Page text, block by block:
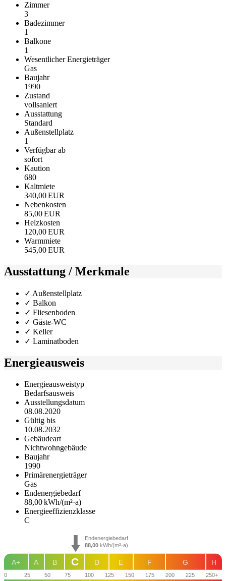
Zimmer
3
Badezimmer
1
Balkone
1
Wesentlicher Energieträger
Gas
Baujahr
1990
Zustand
vollsaniert
Ausstattung
Standard
Außen­stellplatz
1
Verfügbar ab
sofort
Kaution
680
Kaltmiete
340,00 EUR
Nebenkosten
85,00 EUR
Heizkosten
120,00 EUR
Warmmiete
545,00 EUR
Ausstattung / Merkmale
✓ Außenstellplatz
✓ Balkon
✓ Fliesenboden
✓ Gäste-WC
✓ Keller
✓ Laminatboden
Energieausweis
Energieausweistyp
Bedarfs­ausweis
Ausstellungsdatum
08.08.2020
Gültig bis
10.08.2032
Gebäudeart
Nichtwohngebäude
Baujahr
1990
Primärenergieträger
Gas
Endenergie­bedarf
88,00 kWh/(m²·a)
Energie­effizienz­klasse
C
0 25 50 75 100 125 150 175 200 225 250+
H
G
F
E
D
B
A
A+ C
Endenergiebedarf
88,00kWh/(m²·a)